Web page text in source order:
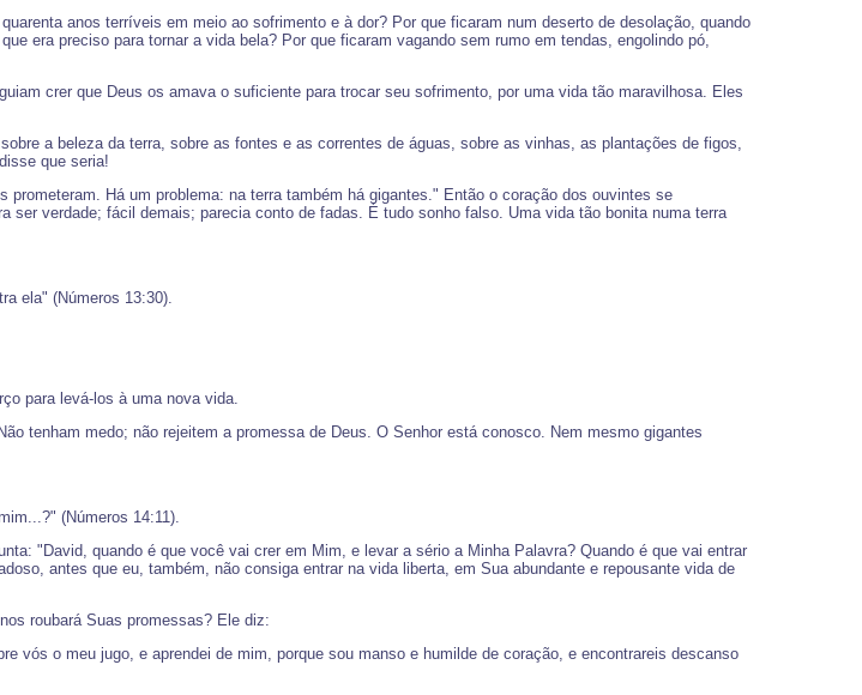
anos terríveis em meio ao sofrimento e à dor? Por que ficaram num deserto de desolação, quando
era preciso para tornar a vida bela? Por que ficaram vagando sem rumo em tendas, engolindo pó,
crer que Deus os amava o suficiente para trocar seu sofrimento, por uma vida tão maravilhosa. Eles
a beleza da terra, sobre as fontes e as correntes de águas, sobre as vinhas, as plantações de figos,
que seria!
Há um problema: na terra também há gigantes." Então o coração dos ouvintes se
verdade; fácil demais; parecia conto de fadas. É tudo sonho falso. Uma vida tão bonita numa terra
ela" (Números 13:30).
para levá-los à uma nova vida.
tenham medo; não rejeitem a promessa de Deus. O Senhor está conosco. Nem mesmo gigantes
(Números 14:11).
"David, quando é que você vai crer em Mim, e levar a sério a Minha Palavra? Quando é que vai entrar
antes que eu, também, não consiga entrar na vida liberta, em Sua abundante e repousante vida de
roubará Suas promessas? Ele diz:
vós o meu jugo, e aprendei de mim, porque sou manso e humilde de coração, e encontrareis descanso